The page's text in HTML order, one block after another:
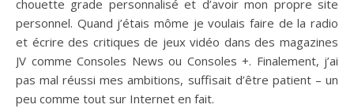
chouette grade personnalisé et d’avoir mon propre site
personnel. Quand j’étais môme je voulais faire de la radio
et écrire des critiques de jeux vidéo dans des magazines
JV comme Consoles News ou Consoles +. Finalement, j’ai
pas mal réussi mes ambitions, suffisait d’être patient – un
peu comme tout sur Internet en fait.